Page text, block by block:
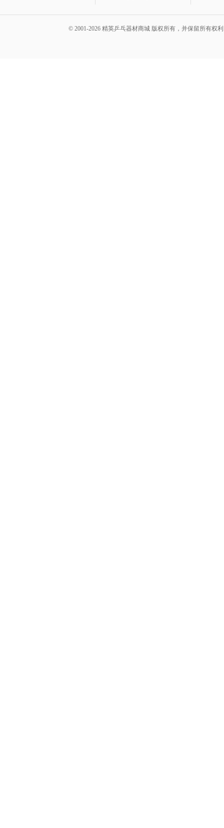
© 2001-2026 精英乒乓器材商城 版权所有，并保留所有权